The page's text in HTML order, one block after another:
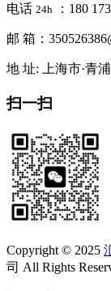
电话 24h ：180
邮 箱：
地 址: 上海市·青
扫一扫
Copyright © 2025
司 All Rights